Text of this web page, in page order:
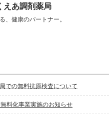
えあ調剤薬局
、健康のパートナー。
での無料抗原検査について
料化事業実施のお知らせ